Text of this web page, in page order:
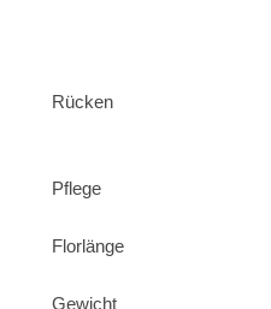
Rücken
Pflege
Florlänge
Gewicht